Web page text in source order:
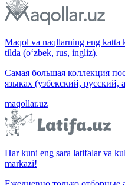
Maqol va naqllarning eng katta
tilda (o‘zbek, rus, ingliz).
Самая большая коллекция
языках (узбекский, русский,
maqollar.uz
Har kuni eng sara latifalar va
markazi!